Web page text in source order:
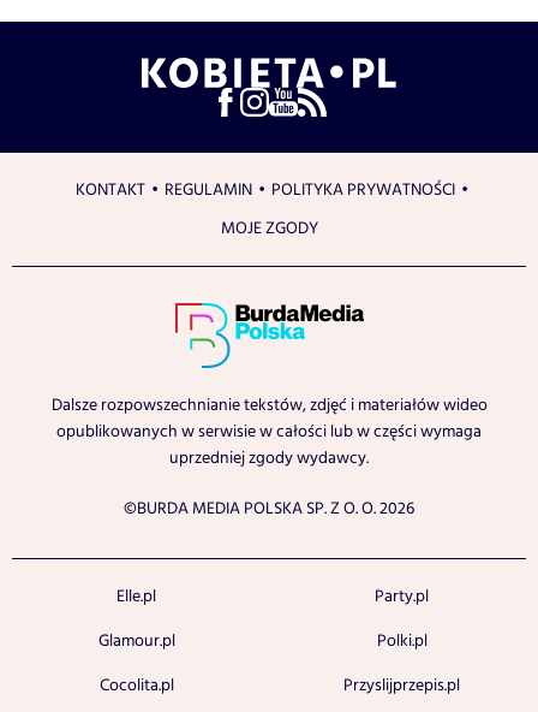
KONTAKT REGULAMIN
POLITYKA PRYWATNOŚCI
MOJE ZGODY
Dalsze rozpowszechnianie tekstów, zdjęć i materiałów wideo
opublikowanych w serwisie w całości lub w części wymaga
uprzedniej zgody wydawcy.
©BURDA MEDIA POLSKA SP. Z O. O. 2026
Elle.pl
Glamour.pl
Cocolita.pl
Party.pl
Polki.pl
Przyslijprzepis.pl